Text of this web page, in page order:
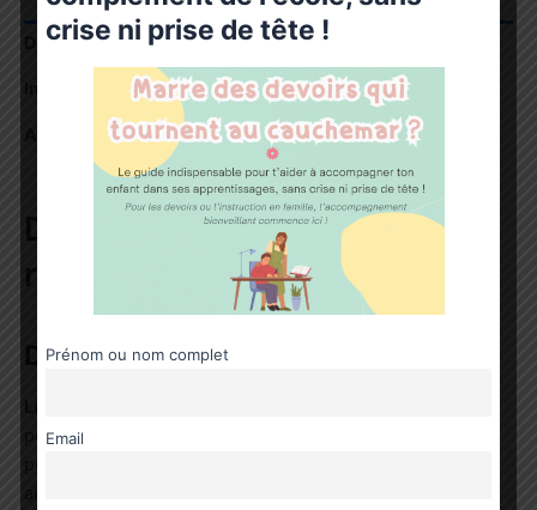
Description
Informations complémentaires
Dossier thématique – les
Description du produit :
pédagogique comprenant 2 ressources complémentaires
crise ni prise de tête !
Prénom ou nom complet
Email